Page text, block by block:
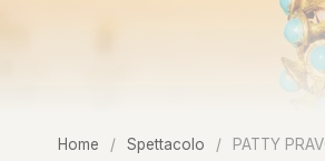
Home / Spettacolo / PATTY